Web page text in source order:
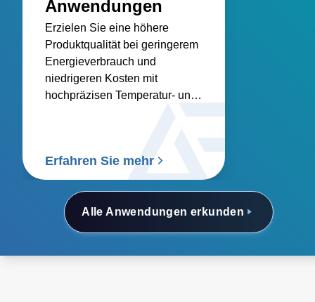
Alle Anwendungen erkunden
Anwendungen
Erzielen Sie eine höhere
Produktqualität bei geringerem
Energieverbrauch und
niedrigeren Kosten mit
hochpräzisen Temperatur- und
Erfahren Sie mehr